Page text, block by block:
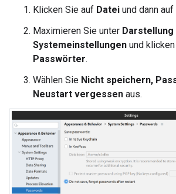
Klicken Sie auf Datei und dann auf
Maximieren Sie unter
Systemeinstellungen und
Passwörter.
Wählen Sie Nicht speichern,
Neustart vergessen aus.